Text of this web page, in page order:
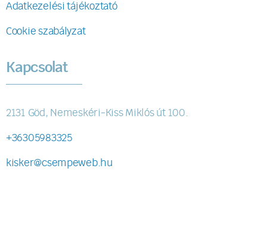
Adatkezelési tájékoztató
Cookie szabályzat
Kapcsolat
2131 Göd, Nemeskéri-Kiss Miklós út 100.
+36305983325
kisker@csempeweb.hu